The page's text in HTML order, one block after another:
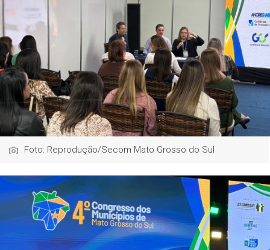
Foto: Reprodução/Secom Mato Grosso do Sul